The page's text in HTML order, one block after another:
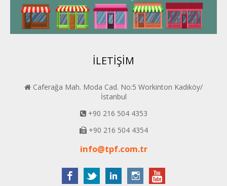
BEYPER
İLETİŞİM
Caferağa Mah. Moda Cad. No:5 Workinton Kadıköy/
İstanbul
+90 216 504 4353
+90 216 504 4354
info@tpf.com.tr